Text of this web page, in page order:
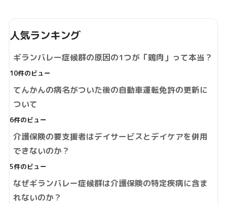
人気ランキング
ギランバレー症候群の原因の1つが「鶏肉」って本当？
10件のビュー
てんかんの病名がついた後の自動車運転免許の更新に
ついて
6件のビュー
介護保険の要支援者はデイサービスとデイケアを併用
できないのか？
5件のビュー
なぜギランバレー症候群は介護保険の特定疾病に含ま
れないのか？